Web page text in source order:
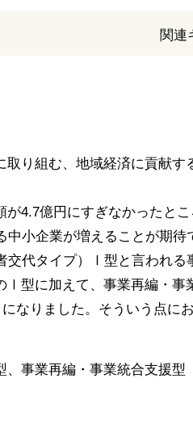
関連
り組む、地域経済に貢献す
4.7億円にすぎなかったと
小企業が増えることが期待
交代タイプ）Ⅰ型と言われる
Ⅰ型に加えて、事業再編・事
なりました。そういう点に
事業再編・事業統合支援